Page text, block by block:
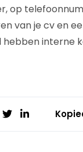
op
van je cv en
hebben interne